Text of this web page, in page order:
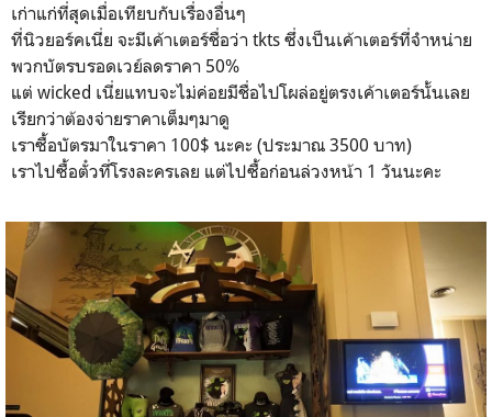
เก่าแก่ที่สุดเมื่อเทียบกับเรื่องอื่นๆ
ที่นิวยอร์คเนี่ย จะมีเค้าเตอร์ชื่อว่า tkts ซึ่งเป็นเค้าเตอร์ที่จำหน่าย
พวกบัตรบรอดเวย์ลดราคา 50%
แต่ wicked เนี่ยแทบจะไม่ค่อยมีชื่อไปโผล่อยู่ตรงเค้าเตอร์นั้นเลย
เรียกว่าต้องจ่ายราคาเต็มๆมาดู
เราซื้อบัตรมาในราคา 100$ นะคะ (ประมาณ 3500 บาท)
เราไปซื้อตั๋วที่โรงละครเลย แต่ไปซื้อก่อนล่วงหน้า 1 วันนะคะ